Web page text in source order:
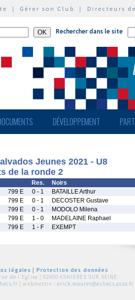
| Gérer son Club | Directeurs
Rechercher dans le site
DÉVELOPPEMENT
Jeunes 2021 - U8
de la ronde 2
Res. Noirs
799 E 0 - 1 BATAILLE Arthur
799 E 0 - 1 DECOSTER Gustave
799 E 0 - 1 MODOLO Milena
799 E 1 - 0 MADELAINE Raphael
799 E 1 - F EXEMPT
légales
Protection des données
de l'Eglise | 92600 ASNIERES SUR SEINE
| webmestre : erick.mouret@echecs.asso.fr